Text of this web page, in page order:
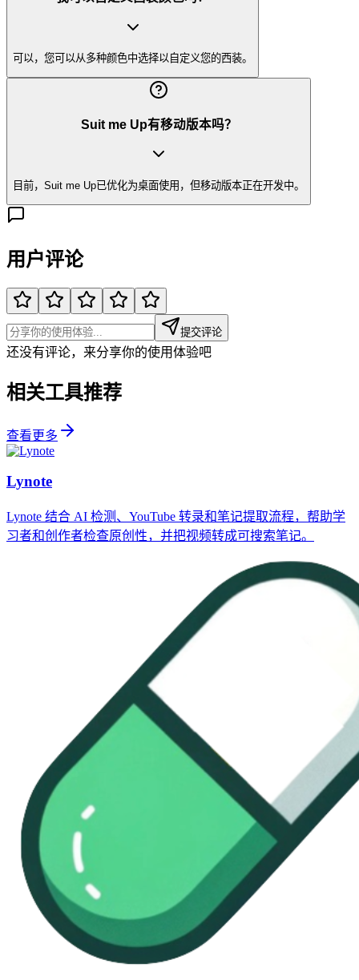
可以，您可以从多种颜色中选择以自定义您的西装。
Suit me Up有移动版本吗？
目前，Suit me Up已优化为桌面使用，但移动版本正在开发中。
用户评论
提交评论
还没有评论，来分享你的使用体验吧
相关工具推荐
查看更多
Lynote
Lynote 结合 AI 检测、YouTube 转录和笔记提取流程，帮助学
习者和创作者检查原创性，并把视频转成可搜索笔记。